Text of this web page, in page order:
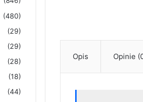
Opis Opinie
(480)
(29)
(29)
(28)
(18)
(44)